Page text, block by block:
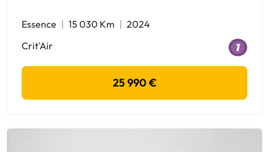
Essence 15 030 Km
2024
Crit'Air
25 990 €